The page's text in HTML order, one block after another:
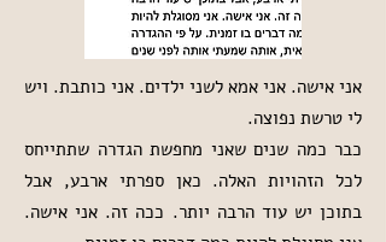
אני אישה. אני אמא לשני ילדים. אני כותבת. ויש
לי טרשת נפוצה.
כבר כמה שנים שאני מחפשת הגדרה שתתייחס
לכל הזהויות האלה. כאן ספרתי ארבע, אבל
בתוכן יש עוד הרבה יותר. ככה זה. אני אישה.